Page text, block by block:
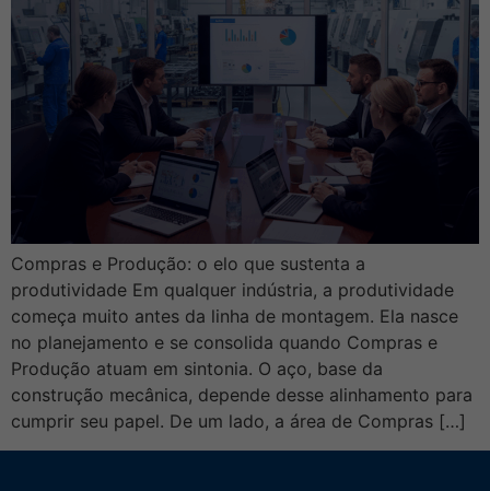
Compras e Produção: o elo que sustenta a
produtividade Em qualquer indústria, a produtividade
começa muito antes da linha de montagem. Ela nasce
no planejamento e se consolida quando Compras e
Produção atuam em sintonia. O aço, base da
construção mecânica, depende desse alinhamento para
cumprir seu papel. De um lado, a área de Compras […]